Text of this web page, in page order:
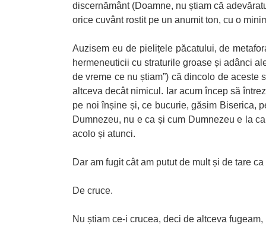
discernământ (Doamne, nu știam că
orice cuvânt rostit pe un anumit ton, cu o
Auzisem eu de pielițele păcatului, de
hermeneuticii cu straturile groase și adânci
de vreme ce nu știam”) că dincolo de
altceva decât nimicul. Iar acum încep să
pe noi înșine și, ce bucurie, găsim Biserica,
Dumnezeu, nu e ca și cum Dumnezeu e la
acolo și atunci.
Dar am fugit cât am putut de mult și de tare
De cruce.
Nu știam ce-i crucea, deci de altceva fugeam,